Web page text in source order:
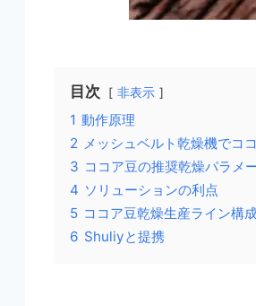
目次 非表示
1 動作原理
2 メッシュベルト乾燥機でコ
3 ココア豆の推奨乾燥パラメ
4 ソリューションの利点
5 ココア豆乾燥生産ライン構
6 Shuliyと提携